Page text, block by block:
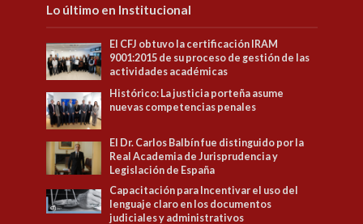
Lo último en Institucional
El CFJ obtuvo la certificación IRAM
9001:2015 de su proceso de gestión de las
actividades académicas
Histórico: La justicia porteña asume
nuevas competencias penales
El Dr. Carlos Balbín fue distinguido por la
Real Academia de Jurisprudencia y
Legislación de España
Capacitación para Incentivar el uso del
lenguaje claro en los documentos
judiciales y administrativos